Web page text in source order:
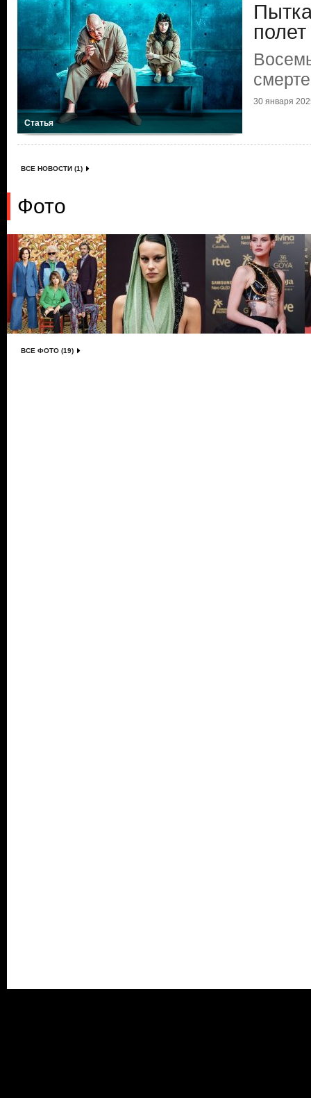
Статья
30 января
ВСЕ НОВОСТИ (1)
Фото
ВСЕ ФОТО (19)